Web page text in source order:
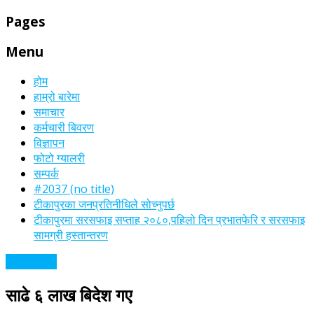
Pages
Menu
होम
हाम्रो बारेमा
समाचार
कर्मचारी बिवरण
विज्ञापन
फोटो ग्यालरी
सम्पर्क
#2037 (no title)
टीकापुरका जनप्रतिनीधिले सोच्नुपर्छ
टीकापुरमा सरसफाइ सप्ताह २०८०,पहिलो दिन प्रभातफेरि र सरसफाइ
सामग्री हस्तान्तरण
साढे ६ लाख बिदेश गए